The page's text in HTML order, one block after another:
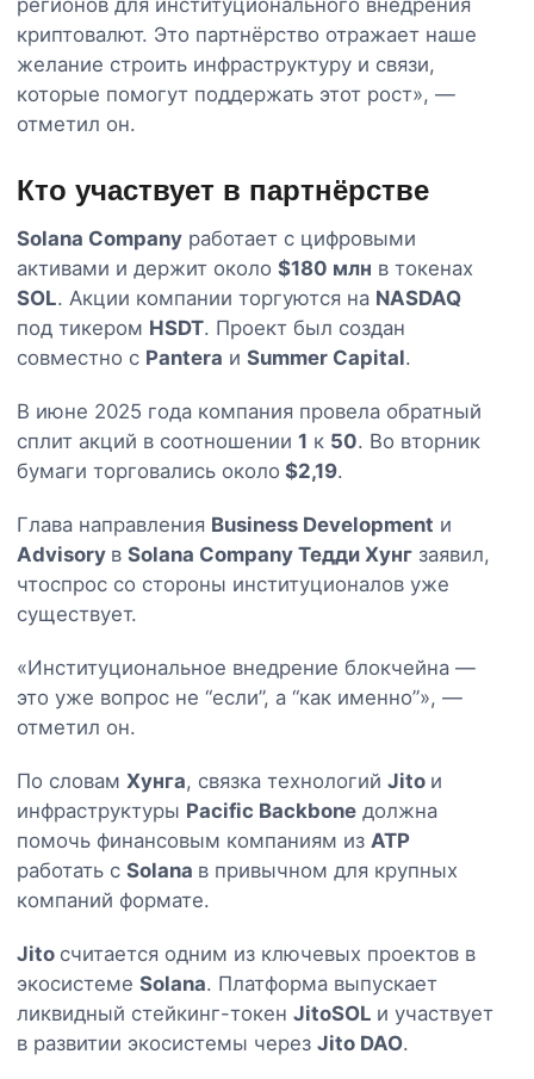
криптовалют. Это партнёрство отражает наше
желание строить инфраструктуру и связи,
которые помогут поддержать этот рост», —
отметил он.
Кто участвует в партнёрстве
Solana Company работает с цифровыми
активами и держит около $180 млн в токенах
SOL. Акции компании торгуются на NASDAQ
под тикером HSDT. Проект был создан
совместно с Pantera и Summer Capital.
В июне 2025 года компания провела обратный
сплит акций в соотношении 1 к 50. Во вторник
бумаги торговались около $2,19.
Глава направления Business Development и
Advisory в Solana Company Тедди Хунг заявил,
чтоспрос со стороны институционалов уже
существует.
«Институциональное внедрение блокчейна —
это уже вопрос не “если”, а “как именно”», —
отметил он.
По словам Хунга, связка технологий Jito и
инфраструктуры Pacific Backbone должна
помочь финансовым компаниям из АТР
работать с Solana в привычном для крупных
компаний формате.
Jito считается одним из ключевых проектов в
экосистеме Solana. Платформа выпускает
ликвидный стейкинг-токен JitoSOL и участвует
в развитии экосистемы через Jito DAO.